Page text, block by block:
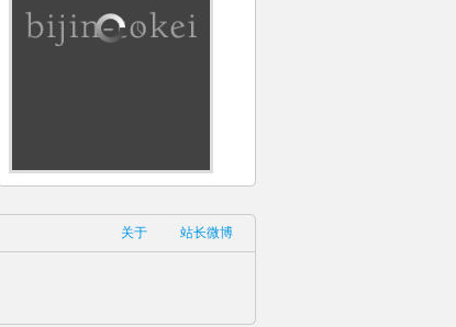
站长微博
关于